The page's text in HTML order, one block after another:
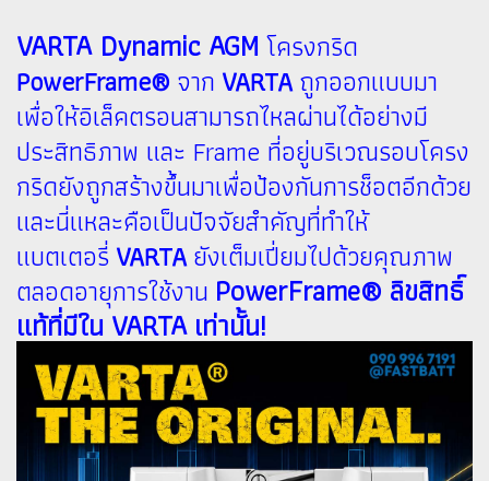
VARTA Dynamic AGM โครงกริด
PowerFrame® จาก VARTAถูกออกแบบมา
เพื่อให้อิเล็คตรอนสามารถไหลผ่านได้อย่างมี
ประสิทธิภาพ และ Frame ที่อยู่บริเวณรอบโครง
กริดยังถูกสร้างขึ้นมาเพื่อป้องกันการช็อตอีกด้วย
และนี่แหละคือเป็นปัจจัยสำคัญที่ทำให้
แบตเตอรี่ VARTAยังเต็มเปี่ยมไปด้วยคุณภาพ
ตลอดอายุการใช้งาน PowerFrame® ลิขสิทธิ์
แท้ที่มีใน VARTA เท่านั้น!